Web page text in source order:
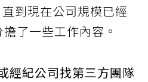
到現在公司規模已經
了一些工作內容。
經紀公司找第三方團隊